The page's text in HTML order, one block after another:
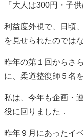
『大人は300円・子供
利益度外視で、日頃
を見せられたのでは
昨年の第１回からさ
に、柔道整復師５名
私は、今年も企画・
役に回りました．
昨年９月にあったイ